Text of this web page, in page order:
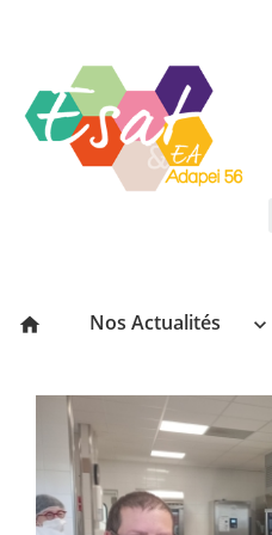
home Nos Actualités keyboard_arrow_down